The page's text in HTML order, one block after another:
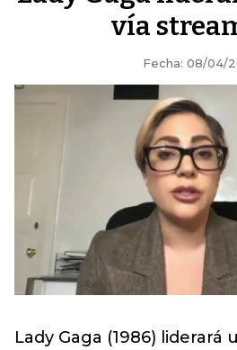
vía
Fecha: 08/04/
Lady Gaga (1986)